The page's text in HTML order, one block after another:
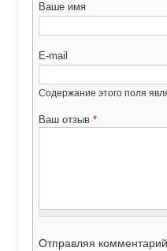
Ваше имя
E-mail
Содержание этого поля
Ваш отзыв *
Отправляя